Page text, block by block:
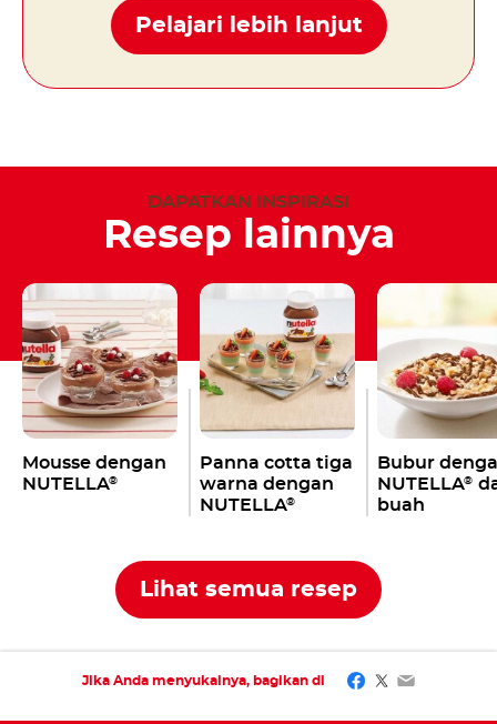
Pelajari lebih lanjut
DAPATKAN INSPIRASI
Resep lainnya
Mousse dengan
NUTELLA®
Panna cotta tiga
warna dengan
NUTELLA®
Bubur
NUTELLA®
buah
Lihat semua resep
Jika Anda menyukainya, bagikan di Facebook
Twitter
Email